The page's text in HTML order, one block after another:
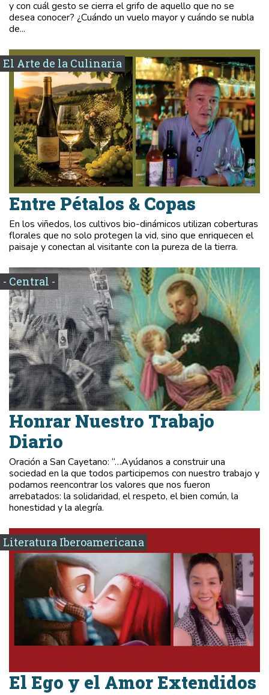
y con cuál gesto se cierra el grifo de aquello que no se
desea conocer? ¿Cuándo un vuelo mayor y cuándo se nubla
de...
El Arte de la Culinaria
Entre Pétalos & Copas
En los viñedos, los cultivos bio-dinámicos utilizan coberturas
florales que no solo protegen la vid, sino que enriquecen el
paisaje y conectan al visitante con la pureza de la tierra.
- Central -
Honrar Nuestro Trabajo
Diario
Oración a San Cayetano: “…Ayúdanos a construir una
sociedad en la que todos participemos con nuestro trabajo y
podamos reencontrar los valores que nos fueron
arrebatados: la solidaridad, el respeto, el bien común, la
honestidad y la alegría.
Literatura Iberoamericana
El Ego y el Amor Extendidos